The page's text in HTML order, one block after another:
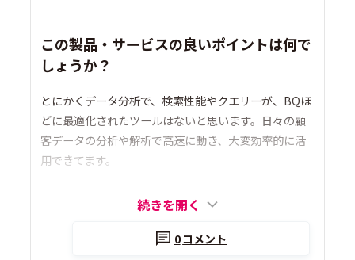
この製品・サービスの良いポイントは何で
しょうか？
とにかくデータ分析で、検索性能やクエリーが、BQほ
どに最適化されたツールはないと思います。日々の顧
客データの分析や解析で高速に動き、大変効率的に活
用できてます。
続きを開く
0コメント